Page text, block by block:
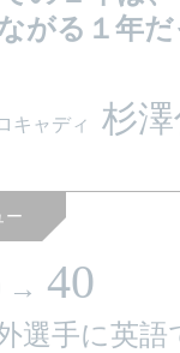
がる１年
キャディ 杉
ー
→ 40
選手に英